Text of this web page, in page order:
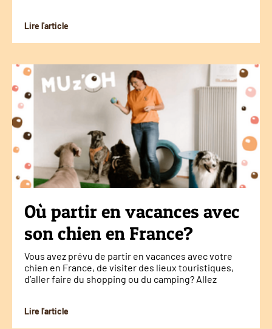
Lire l'article
Où partir en vacances avec
son chien en France?
Vous avez prévu de partir en vacances avec votre
chien en France, de visiter des lieux touristiques,
d’aller faire du shopping ou du camping? Allez
Lire l'article